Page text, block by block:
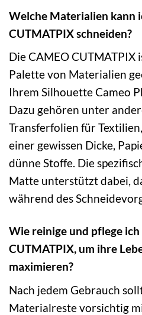
Welche Materialien kann
CUTMATPIX schneiden?
Die CAMEO CUTMATPIX
Palette von Materialien
Ihrem Silhouette Cameo
Dazu gehören unter
Transferfolien für
einer gewissen Dicke,
dünne Stoffe. Die
Matte unterstützt dabei,
während des
Wie reinige und pflege
CUTMATPIX, um ihre
maximieren?
Nach jedem Gebrauch
Materialreste vorsichtig